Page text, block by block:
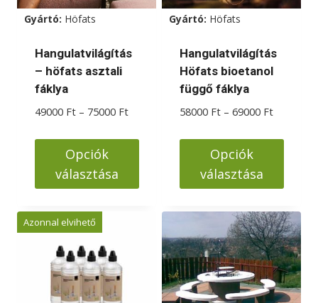
a
termékoldalon
választhatók
ki
a
termékoldalon
választhatók
ki
Gyártó: Höfats
Hangulatvilágítás
– höfats asztali
fáklya
49000 Ft – 75000 FtÁrtartomány:
-
Opciók
választása
a
terméknek
több
variációja
van.
Gyártó: Höfats
Hangulatvilágítás
Höfats bioetanol
függő fáklya
58000 Ft – 69000 Ft
-
Opciók
választása
a
terméknek
több
variációja
van.
Azonnal elvihető